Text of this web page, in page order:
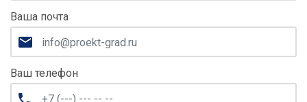
Ваша почта
Ваш телефон